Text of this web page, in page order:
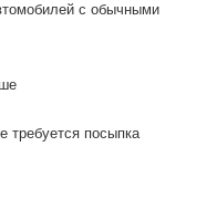
с обычными
требуется посыпка